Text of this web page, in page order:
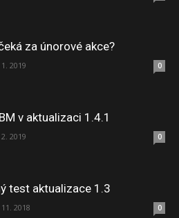
za únorové akce?
2019 0
v aktualizaci 1.4.1
2019 0
test aktualizace 1.3
2018 0